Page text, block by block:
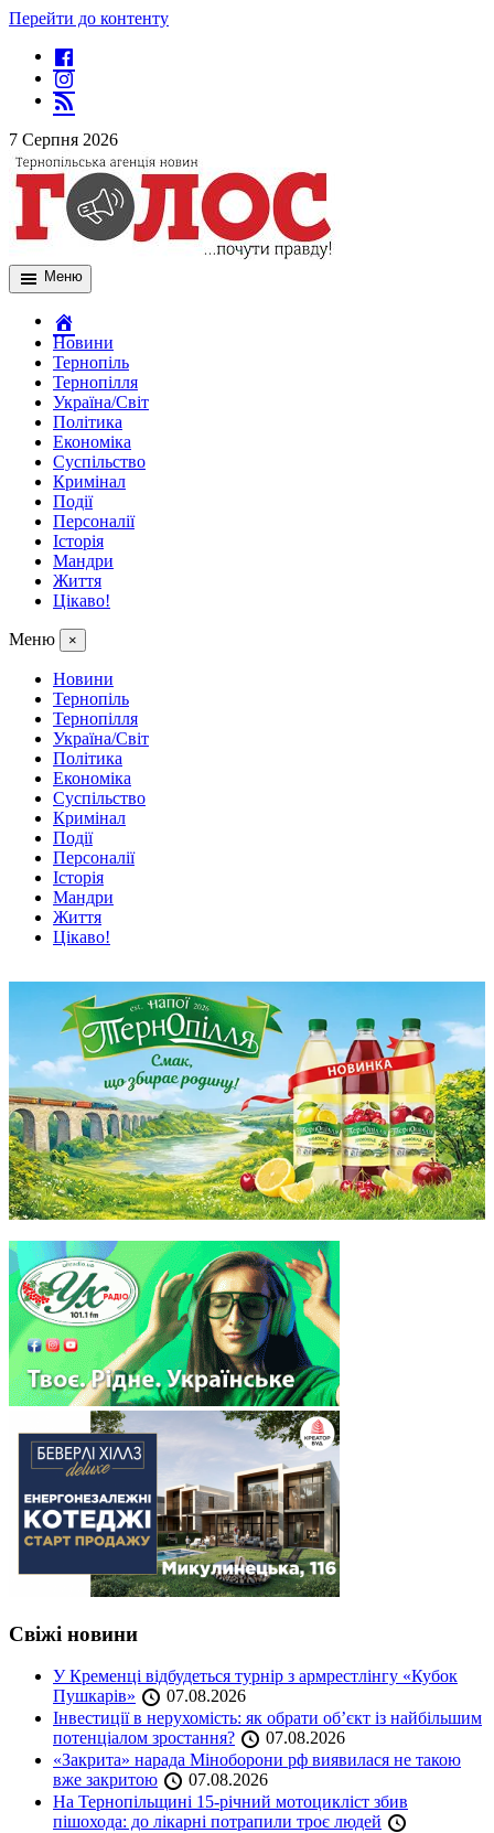
Перейти до контенту
7 Серпня 2026
Меню
Новини
Тернопіль
Тернопілля
Україна/Світ
Політика
Економіка
Суспільство
Кримінал
Події
Персоналії
Історія
Мандри
Життя
Цікаво!
Меню ×
Новини
Тернопіль
Тернопілля
Україна/Світ
Політика
Економіка
Суспільство
Кримінал
Події
Персоналії
Історія
Мандри
Життя
Цікаво!
Свіжі новини
У Кременці відбудеться турнір з армрестлінгу «Кубок
Пушкарів»
07.08.2026
Інвестиції в нерухомість: як обрати об’єкт із найбільшим
потенціалом зростання?
07.08.2026
«Закрита» нарада Міноборони рф виявилася не такою
вже закритою
07.08.2026
На Тернопільщині 15-річний мотоцикліст збив
пішохода: до лікарні потрапили троє людей